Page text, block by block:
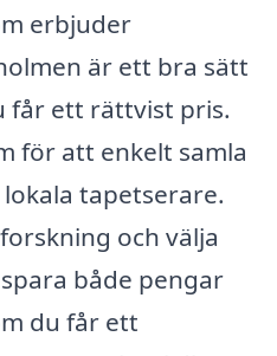
erbjuder
är ett bra sätt
får ett rättvist pris.
för att enkelt samla
tapetserare.
och välja
både pengar
du får ett